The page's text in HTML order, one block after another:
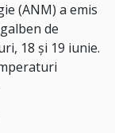
(ANM) a emis
de
18 și 19 iunie.